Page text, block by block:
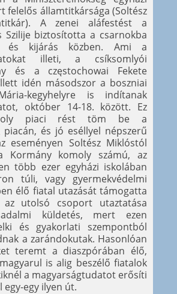
felelős államtitkársága (Soltész
A zenei aláfestést a
Szilije biztosította a csarnokba
és kijárás közben. Ami a
illeti, a csíksomlyói
és a częstochowai Fekete
idén másodszor a boszniai
kegyhelyre is indítanak
október 14-18. között. Ez
piaci rést töm be a
piacán, és jó eséllyel népszerű
eseményen Soltész Miklóstól
Kormány komoly számú, az
több ezer egyházi iskolában
túli, vagy gyermekvédelmi
élő fiatal utazását támogatta
utolsó csoport utaztatása
küldetés, mert ezen
és gyakorlati szempontból
a zarándokutak. Hasonlóan
teremt a diaszpórában élő,
is alig beszélő fiatalok
a magyarságtudatot erősíti
egy-egy ilyen út.